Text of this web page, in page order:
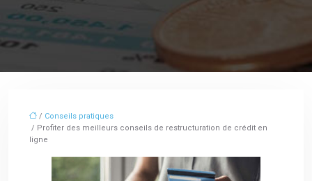
/ Conseils pratiques
/ Profiter des meilleurs conseils de restructuration de crédit en
ligne